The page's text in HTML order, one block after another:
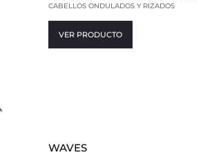
CABELLOS ONDULADOS Y RIZADOS
VER PRODUCTO
WAVES